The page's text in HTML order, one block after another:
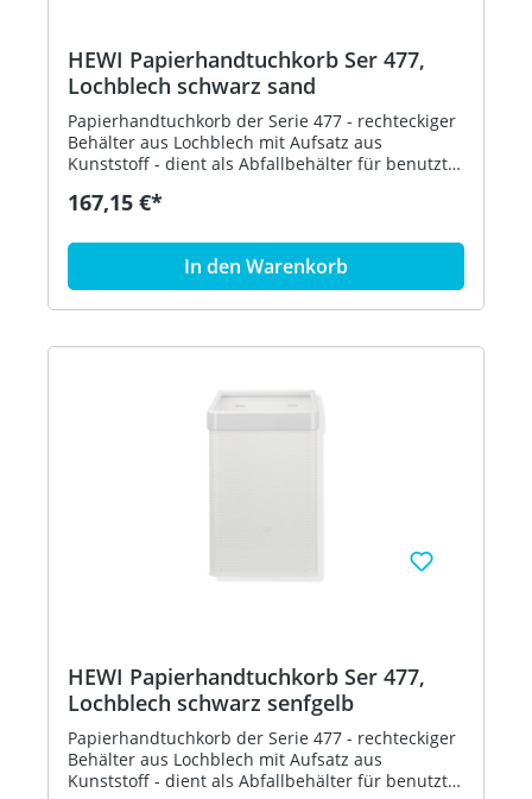
HEWI Papierhandtuchkorb Ser 477,
Lochblech schwarz sand
Papierhandtuchkorb der Serie 477 - rechteckiger
Behälter aus Lochblech mit Aufsatz aus
Kunststoff - dient als Abfallbehälter für benutzte
Befestigung und Abdeckung von Abfallbeuteln
oder zur Wandmontage - 305 mm breit, 515 mm
hoch und 300 mm tief - Lochblech, schwarz - aus
hochglänzendem Polyamid nach HEWI
Farbtabelle - in HEWI Farbe 86 (Sand)
167,15 €*
In den Warenkorb
HEWI Papierhandtuchkorb Ser 477,
Lochblech schwarz senfgelb
Papierhandtuchkorb der Serie 477 - rechteckiger
Behälter aus Lochblech mit Aufsatz aus
Kunststoff - dient als Abfallbehälter für benutzte